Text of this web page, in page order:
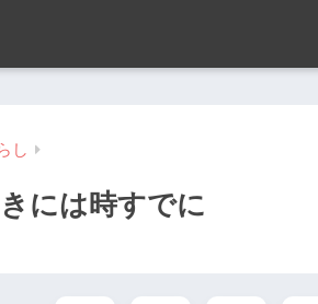
し
には時すでに